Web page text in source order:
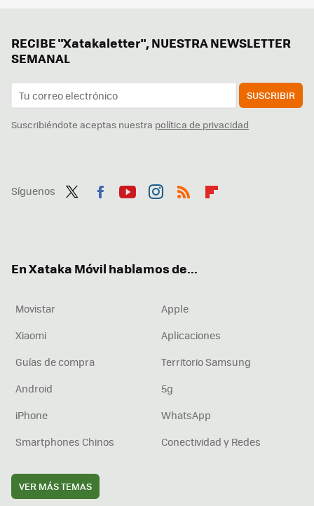
RECIBE "Xatakaletter", NUESTRA NEWSLETTER
SEMANAL
SUSCRIBIR
Suscribiéndote aceptas nuestra política de privacidad
Síguenos
En Xataka Móvil hablamos de...
Movistar
Apple
Xiaomi
Aplicaciones
Guías de compra
Territorio Samsung
Android
5g
iPhone
WhatsApp
Smartphones Chinos
Conectividad y Redes
VER MÁS TEMAS